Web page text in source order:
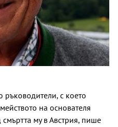
с което
на основателя
му в Австрия, пише